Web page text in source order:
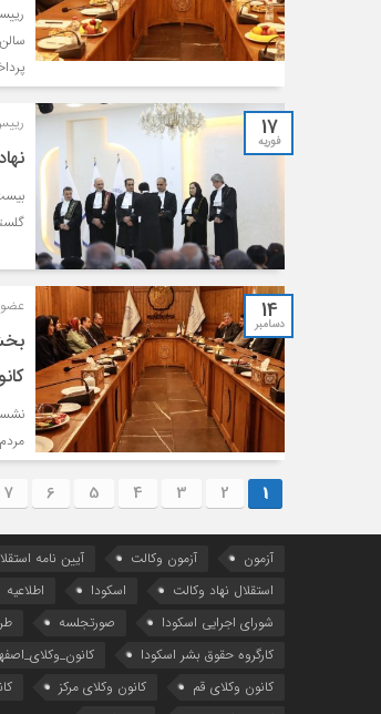
17
فوریه
14
دسامبر
عضو
1
2
3
4
5
6
7
آزمون آزمون وکالت آیین ‌نامه
استقلال نهاد وکالت
اسکودا اطلاعیه
شورای اجرایی اسکودا
صورتجلسه
کارگروه حقوق بشر اسکودا
کانون وکلای قم
کانون وکلای مرکز